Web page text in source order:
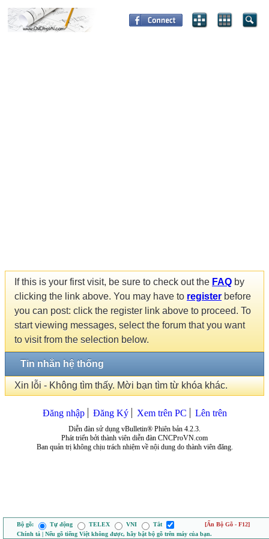
If this is your first visit, be sure to check out the FAQ by
clicking the link above. You may have to register before
you can post: click the register link above to proceed. To
start viewing messages, select the forum that you want
to visit from the selection below.
Tin nhắn hệ thống
Xin lỗi - Không tìm thấy. Mời bạn tìm từ khóa khác.
Đăng nhập Đăng Ký Xem trên PC Lên trên
Diễn đàn sử dụng vBulletin® Phiên bản 4.2.3.
Phát triển bởi thành viên diễn đàn CNCProVN.com
Ban quản trị không chịu trách nhiệm về nội dung do thành viên đăng.
Bộ gõ: Tự động TELEX VNI Tắt
[Ẩn Bộ Gõ - F12]
Chính tả | Nếu gõ tiếng Việt không được, hãy bật bộ gõ trên máy của bạn.